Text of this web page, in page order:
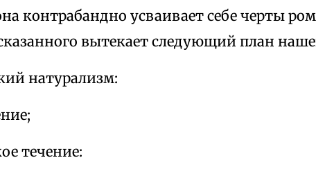
контрабандно усваивает себе черты
вытекает следующий план
натурализм:
течение: